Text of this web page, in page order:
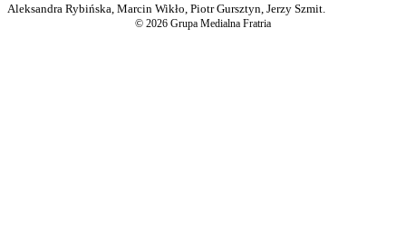
Aleksandra Rybińska, Marcin Wikło, Piotr Gursztyn, Jerzy Szmit.
© 2026 Grupa Medialna Fratria